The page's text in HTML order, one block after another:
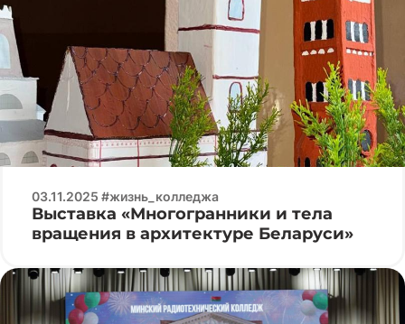
03.11.2025 #жизнь_колледжа
Выставка «Многогранники и тела
вращения в архитектуре Беларуси»